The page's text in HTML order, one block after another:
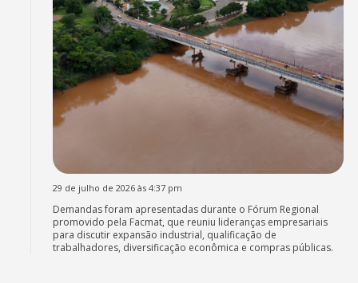
29 de julho de 2026 às 4:37 pm
Demandas foram apresentadas durante o Fórum Regional
promovido pela Facmat, que reuniu lideranças empresariais
para discutir expansão industrial, qualificação de
trabalhadores, diversificação econômica e compras públicas.